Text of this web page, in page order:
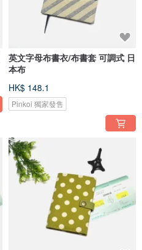
英文字母布書衣/布書套 可調式 日
本布
HK$ 148.1
Pinkoi 獨家發售